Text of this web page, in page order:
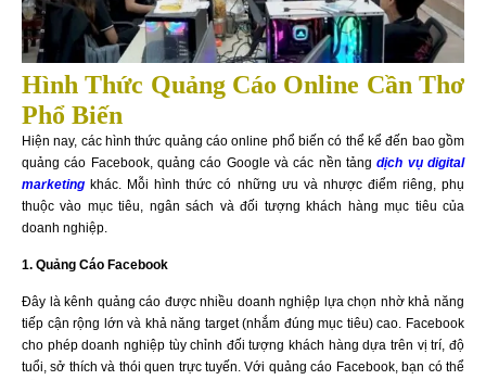
Hình Thức Quảng Cáo Online Cần Thơ
Phổ Biến
Hiện nay, các hình thức quảng cáo online phổ biến có thể kể đến bao gồm
quảng cáo Facebook, quảng cáo Google và các nền tảngdịch vụ digital
marketingkhác. Mỗi hình thức có những ưu và nhược điểm riêng, phụ
thuộc vào mục tiêu, ngân sách và đối tượng khách hàng mục tiêu của
doanh nghiệp.
1. Quảng Cáo Facebook
Đây là kênh quảng cáo được nhiều doanh nghiệp lựa chọn nhờ khả năng
tiếp cận rộng lớn và khả năng target (nhắm đúng mục tiêu) cao. Facebook
cho phép doanh nghiệp tùy chỉnh đối tượng khách hàng dựa trên vị trí, độ
tuổi, sở thích và thói quen trực tuyến. Với quảng cáo Facebook, bạn có thể